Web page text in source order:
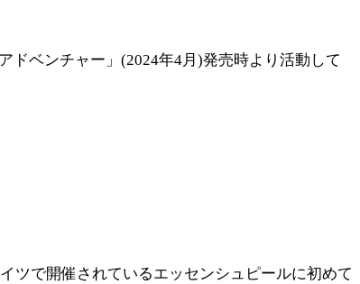
ドベンチャー」(2024年4月)発売時より活動して
ツで開催されているエッセンシュピールに初めて